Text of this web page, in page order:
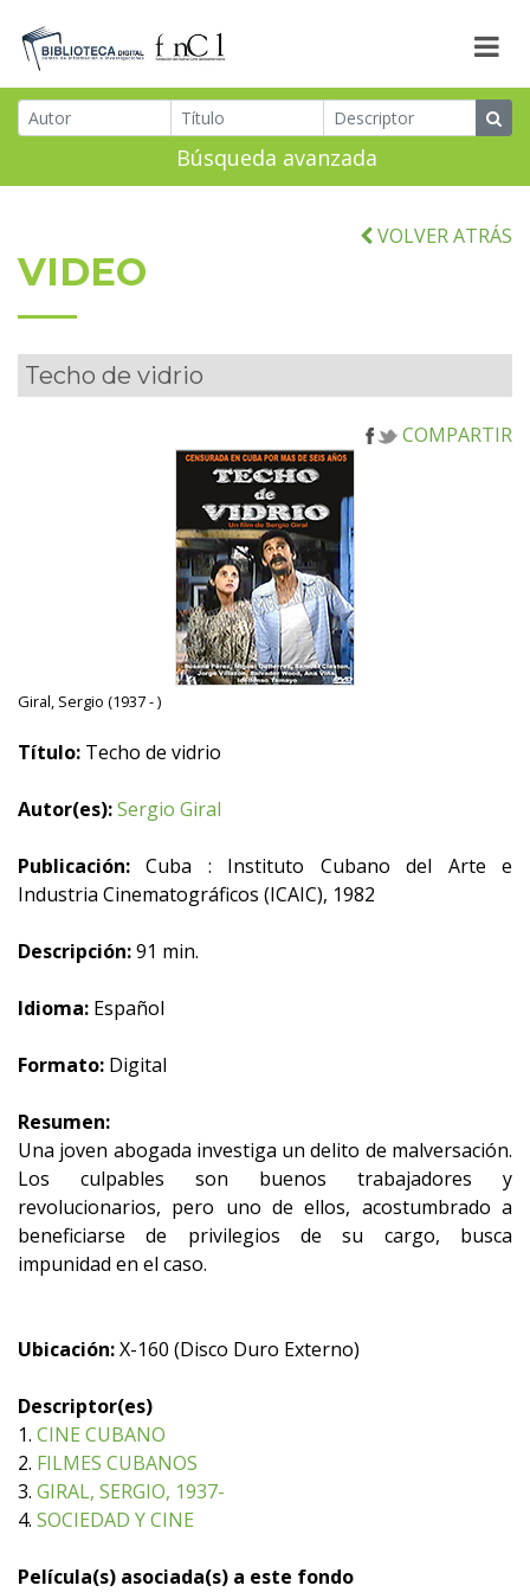
Búsqueda avanzada
VOLVER ATRÁS
VIDEO
Techo de vidrio
COMPARTIR
Giral, Sergio (1937 - )
Título: Techo de vidrio
Autor(es):Sergio Giral
Publicación: Cuba : Instituto Cubano del Arte e
Industria Cinematográficos (ICAIC), 1982
Descripción:91 min.
Idioma: Español
Formato: Digital
Resumen:
Una joven abogada investiga un delito de malversación.
Los culpables son buenos trabajadores y
revolucionarios, pero uno de ellos, acostumbrado a
beneficiarse de privilegios de su cargo, busca
impunidad en el caso.
Ubicación:X-160 (Disco Duro Externo)
Descriptor(es)
1. CINE CUBANO
2. FILMES CUBANOS
3. GIRAL, SERGIO, 1937-
4. SOCIEDAD Y CINE
Película(s) asociada(s) a este fondo